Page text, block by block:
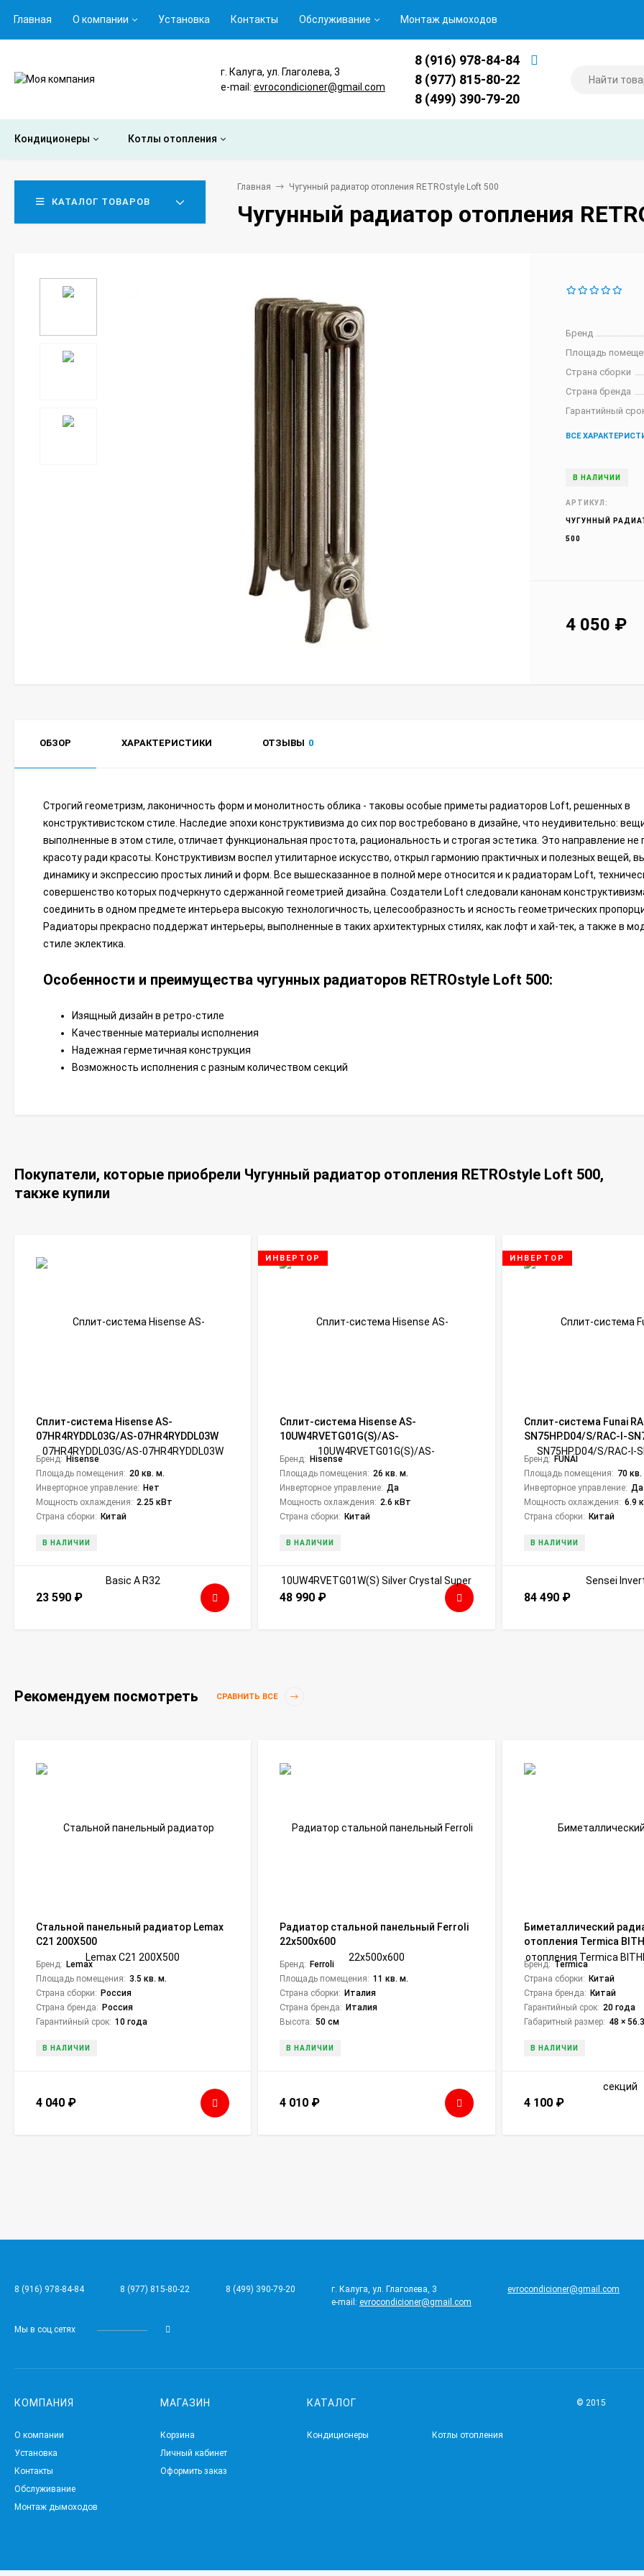
Главная О компании Установка Контакты Обслуживание Монтаж дымоходов
г. Калуга, ул. Глаголева, 3
e-mail: evrocondicioner@gmail.com
8 (916) 978-84-84
8 (977) 815-80-22
8 (499) 390-79-20
Кондиционеры Котлы отопления
КАТАЛОГ ТОВАРОВ
Главная Чугунный радиатор отопления RETROstyle Loft 500
Чугунный радиатор отопления
Бренд
Площадь
Страна сборки
Страна бренда
Гарантийный
ВСЕ
В НАЛИЧИИ
АРТИКУЛ:
ЧУГУННЫЙ
500
4 050 ₽
ОБЗОР ХАРАКТЕРИСТИКИ ОТЗЫВЫ 0
Строгий геометризм, лаконичность форм и монолитность облика - таковы особые приметы радиаторов Loft, решенных в
конструктивистском стиле. Наследие эпохи конструктивизма до сих пор востребовано в дизайне, что неудивительно:
выполненные в этом стиле, отличает функциональная простота, рациональность и строгая эстетика. Это направление не
красоту ради красоты. Конструктивизм воспел утилитарное искусство, открыл гармонию практичных и полезных вещей,
динамику и экспрессию простых линий и форм. Все вышесказанное в полной мере относится и к радиаторам Loft,
совершенство которых подчеркнуто сдержанной геометрией дизайна. Создатели Loft следовали канонам
соединить в одном предмете интерьера высокую технологичность, целесообразность и ясность геометрических
Радиаторы прекрасно поддержат интерьеры, выполненные в таких архитектурных стилях, как лофт и хай-тек, а также в
стиле эклектика.
Особенности и преимущества чугунных радиаторов RETROstyle Loft 500:
Изящный дизайн в ретро-стиле
Качественные материалы исполнения
Надежная герметичная конструкция
Возможность исполнения с разным количеством секций
Покупатели, которые приобрели Чугунный радиатор отопления RETROstyle Loft 500,
также купили
Сплит-система Hisense AS-
07HR4RYDDL03G/AS-07HR4RYDDL03W
Basic A R32
Бренд: Hisense
Площадь помещения: 20 кв. м.
Инверторное управление: Нет
Мощность охлаждения: 2.25 кВт
Страна сборки: Китай
В НАЛИЧИИ
23 590 ₽
ИНВЕРТОР
Сплит-система Hisense AS-
10UW4RVETG01G(S)/AS-
10UW4RVETG01W(S) Silver Crystal
Super DC Inverter Wi-Fi
Бренд: Hisense
Площадь помещения: 26 кв. м.
Инверторное управление: Да
Мощность охлаждения: 2.6 кВт
Страна сборки: Китай
В НАЛИЧИИ
48 990 ₽
ИНВЕРТОР
Сплит-система Funai
SN75HP.D04/S/RAC-I-
Sensei Inverter
Бренд: FUNAI
Площадь помещения: 70 кв.
Инверторное управление: Да
Мощность охлаждения: 6.9
Страна сборки: Китай
В НАЛИЧИИ
84 490 ₽
Рекомендуем посмотреть СРАВНИТЬ ВСЕ
Стальной панельный радиатор Lemax
C21 200Х500
Бренд: Lemax
Площадь помещения: 3.5 кв. м.
Страна сборки: Россия
Страна бренда: Россия
Гарантийный срок: 10 года
В НАЛИЧИИ
4 040 ₽
Радиатор стальной панельный Ferroli
22x500x600
Бренд: Ferroli
Площадь помещения: 11 кв. м.
Страна сборки: Италия
Страна бренда: Италия
Высота: 50 см
В НАЛИЧИИ
4 010 ₽
Биметаллический
отопления Termica
06 секций
Бренд: Termica
Страна сборки: Китай
Страна бренда: Китай
Гарантийный срок: 20 года
Габаритный размер: 48 ×
В НАЛИЧИИ
4 100 ₽
8 (916) 978-84-84 8 (977) 815-80-22 8 (499) 390-79-20
г. Калуга, ул. Глаголева, 3
e-mail: evrocondicioner@gmail.com
evrocondicioner@gmail.com
Мы в соц.сетях
КОМПАНИЯ
О компании
Установка
Контакты
Обслуживание
Монтаж дымоходов
МАГАЗИН
Корзина
Личный кабинет
Оформить заказ
КАТАЛОГ
Кондиционеры Котлы отопления
© 2015